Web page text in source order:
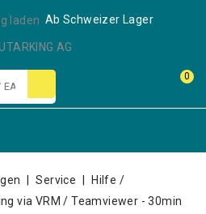
Ab Schweizer Lager
0
Service
Hilfe /
via VRM / Teamviewer - 30min